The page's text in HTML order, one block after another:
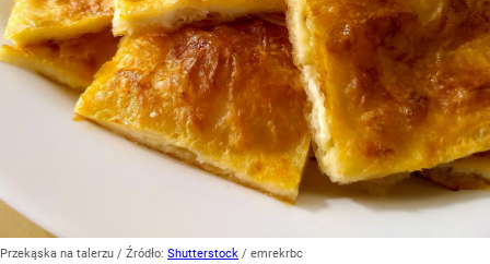
Przekąska na talerzu / Źródło: Shutterstock / emrekrbc